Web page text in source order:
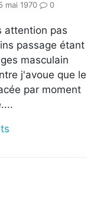
mai 1970
0
attention pas
passage étant
masculain
j'avoue que le
par moment